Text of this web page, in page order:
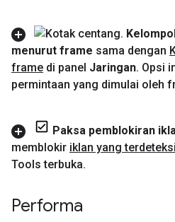
menurut frame sama dengan
frame di panel Jaringan. Opsi
permintaan yang dimulai oleh
Paksa pemblokiran
memblokir iklan yang terdeteksi
Tools terbuka.
Performa